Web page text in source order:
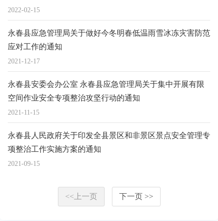
2022-02-15
2021-12-17
永春县应急管理局关于做好今冬明春低温雨雪冰冻灾害防范
应对工作的通知
2021-11-15
永春县安委会办公室 永春县应急管理局关于集中开展有限
空间作业安全专项整治攻坚行动的通知
2021-09-15
永春县人民政府关于印发全县景区和非景区景点安全管理专
项整治工作实施方案的通知
<<上一页 下一页 >>